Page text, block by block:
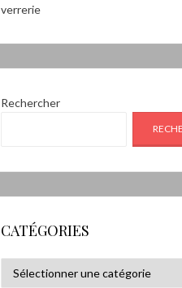
verrerie
Rechercher
CATÉGORIES
Catégories